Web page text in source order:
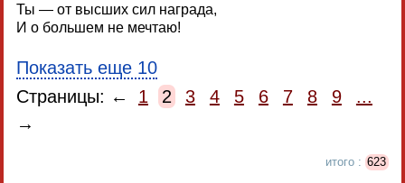
Ты — от высших сил награда,
И о большем не мечтаю!
Показать еще 10
Страницы: ←
1 2 3 4 5 6 7 8 9
...
→
итого : 623